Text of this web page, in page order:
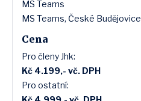
MS Teams
MS Teams, České Budějovice
Cena
Pro členy Jhk:
Kč 4.199,- vč. DPH
Pro ostatní: